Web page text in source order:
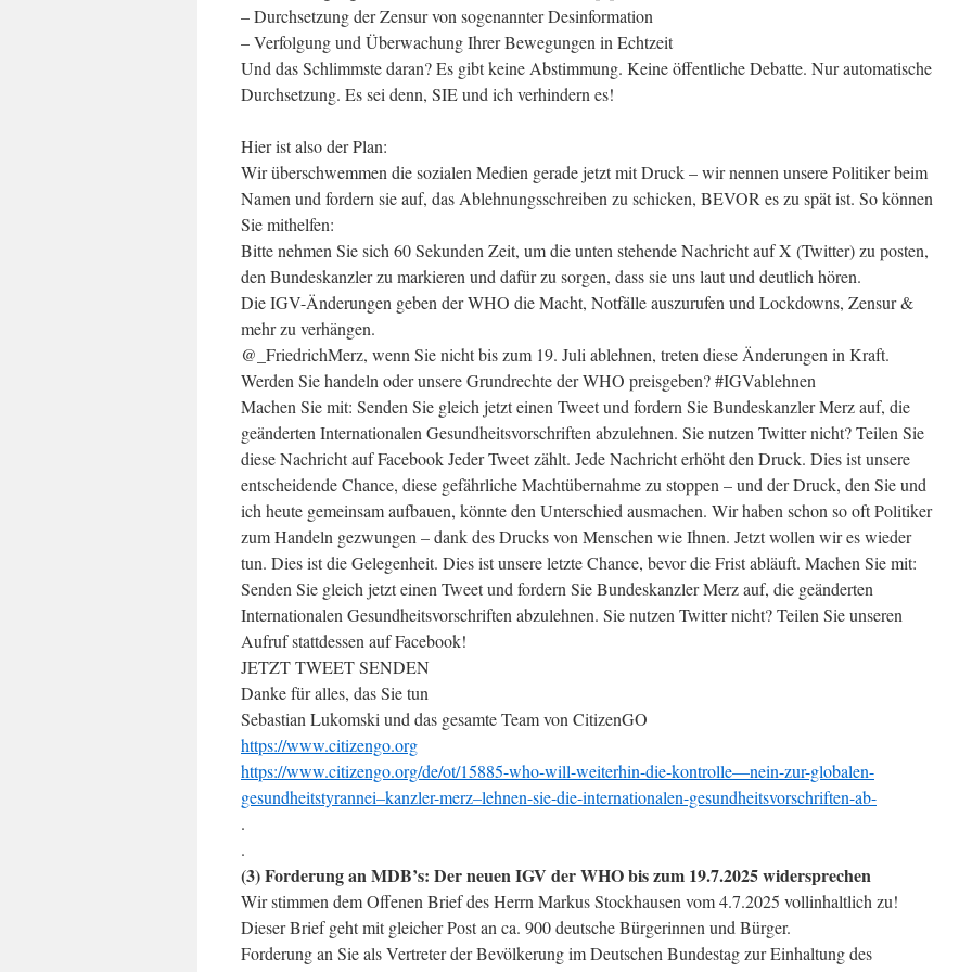
– Durchsetzung der Zensur von sogenannter Desinformation
– Verfolgung und Überwachung Ihrer Bewegungen in Echtzeit
Und das Schlimmste daran? Es gibt keine Abstimmung. Keine öffentliche Debatte. Nur automatische
Durchsetzung. Es sei denn, SIE und ich verhindern es!
Hier ist also der Plan:
Wir überschwemmen die sozialen Medien gerade jetzt mit Druck – wir nennen unsere Politiker beim
Namen und fordern sie auf, das Ablehnungsschreiben zu schicken, BEVOR es zu spät ist. So können
Sie mithelfen:
Bitte nehmen Sie sich 60 Sekunden Zeit, um die unten stehende Nachricht auf X (Twitter) zu posten,
den Bundeskanzler zu markieren und dafür zu sorgen, dass sie uns laut und deutlich hören.
Die IGV-Änderungen geben der WHO die Macht, Notfälle auszurufen und Lockdowns, Zensur &
mehr zu verhängen.
@_FriedrichMerz, wenn Sie nicht bis zum 19. Juli ablehnen, treten diese Änderungen in Kraft.
Werden Sie handeln oder unsere Grundrechte der WHO preisgeben? #IGVablehnen
Machen Sie mit: Senden Sie gleich jetzt einen Tweet und fordern Sie Bundeskanzler Merz auf, die
geänderten Internationalen Gesundheitsvorschriften abzulehnen. Sie nutzen Twitter nicht? Teilen Sie
diese Nachricht auf Facebook Jeder Tweet zählt. Jede Nachricht erhöht den Druck. Dies ist unsere
entscheidende Chance, diese gefährliche Machtübernahme zu stoppen – und der Druck, den Sie und
ich heute gemeinsam aufbauen, könnte den Unterschied ausmachen. Wir haben schon so oft Politiker
zum Handeln gezwungen – dank des Drucks von Menschen wie Ihnen. Jetzt wollen wir es wieder
tun. Dies ist die Gelegenheit. Dies ist unsere letzte Chance, bevor die Frist abläuft. Machen Sie mit:
Senden Sie gleich jetzt einen Tweet und fordern Sie Bundeskanzler Merz auf, die geänderten
Internationalen Gesundheitsvorschriften abzulehnen. Sie nutzen Twitter nicht? Teilen Sie unseren
Aufruf stattdessen auf Facebook!
JETZT TWEET SENDEN
Danke für alles, das Sie tun
Sebastian Lukomski und das gesamte Team von CitizenGO
https://www.citizengo.org
https://www.citizengo.org/de/ot/15885-who-will-weiterhin-die-kontrolle—nein-zur-globalen-
gesundheitstyrannei–kanzler-merz–lehnen-sie-die-internationalen-gesundheitsvorschriften-ab-
.
.
(3) Forderung an MDB’s: Der neuen IGV der WHO bis zum 19.7.2025 widersprechen
Wir stimmen dem Offenen Brief des Herrn Markus Stockhausen vom 4.7.2025 vollinhaltlich zu!
Dieser Brief geht mit gleicher Post an ca. 900 deutsche Bürgerinnen und Bürger.
Forderung an Sie als Vertreter der Bevölkerung im Deutschen Bundestag zur Einhaltung des